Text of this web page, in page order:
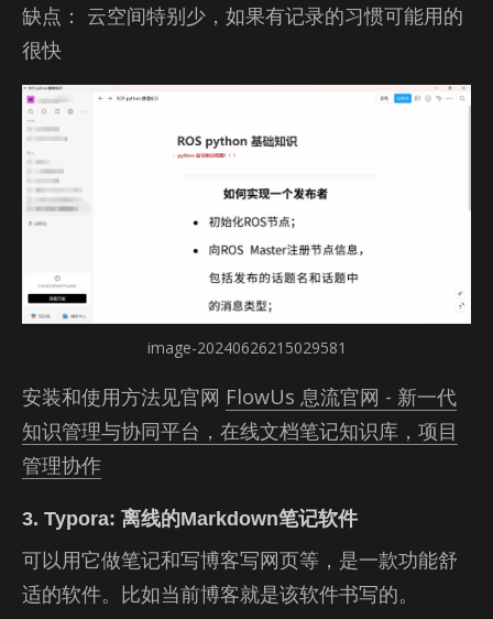
缺点： 云空间特别少，如果有记录的习惯可能用的
很快
image-20240626215029581
安装和使用方法见官网 FlowUs 息流官网 - 新一代
知识管理与协同平台，在线文档笔记知识库，项目
管理协作
3. Typora: 离线的Markdown笔记软件
可以用它做笔记和写博客写网页等，是一款功能舒
适的软件。比如当前博客就是该软件书写的。